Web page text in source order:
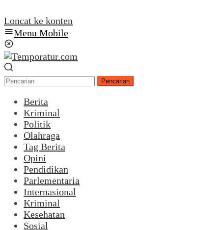
Loncat ke konten
Menu Mobile
Pencarian
Berita
Kriminal
Politik
Olahraga
Tag Berita
Opini
Pendidikan
Parlementaria
Internasional
Kriminal
Kesehatan
Sosial